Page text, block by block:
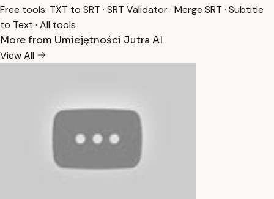
Free tools: TXT to SRT · SRT Validator· Merge SRT · Subtitle
to Text · All tools
More from Umiejętności Jutra AI
View All